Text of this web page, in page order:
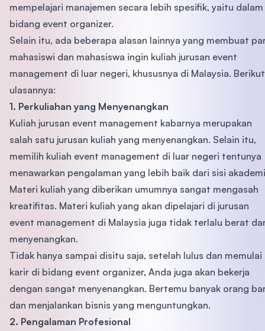
mempelajari manajemen secara lebih spesifik, yaitu dalam
bidang event organizer.
Selain itu, ada beberapa alasan lainnya yang membuat
mahasiswi dan mahasiswa ingin kuliah jurusan event
management di luar negeri, khususnya di Malaysia. Berikut
ulasannya:
1. Perkuliahan yang Menyenangkan
Kuliah jurusan event management kabarnya merupakan
salah satu jurusan kuliah yang menyenangkan. Selain itu,
memilih kuliah event management di luar negeri tentunya
menawarkan pengalaman yang lebih baik dari sisi
Materi kuliah yang diberikan umumnya sangat mengasah
kreatifitas. Materi kuliah yang akan dipelajari di jurusan
event management di Malaysia juga tidak terlalu berat
menyenangkan.
Tidak hanya sampai disitu saja, setelah lulus dan memulai
karir di bidang event organizer, Anda juga akan bekerja
dengan sangat menyenangkan. Bertemu banyak orang
dan menjalankan bisnis yang menguntungkan.
2. Pengalaman Profesional